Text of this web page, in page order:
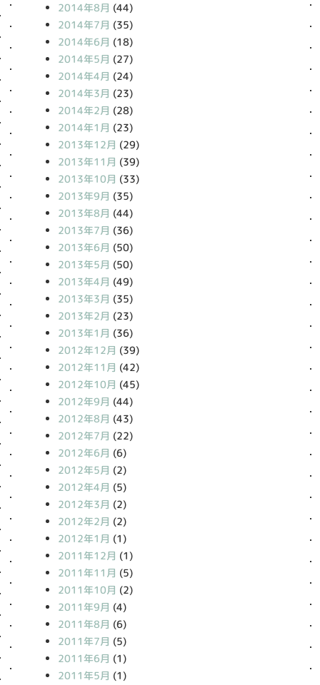
2014年8月 (44)
2014年7月 (35)
2014年6月 (18)
2014年5月 (27)
2014年4月 (24)
2014年3月 (23)
2014年2月 (28)
2014年1月 (23)
2013年12月 (29)
2013年11月 (39)
2013年10月 (33)
2013年9月 (35)
2013年8月 (44)
2013年7月 (36)
2013年6月 (50)
2013年5月 (50)
2013年4月 (49)
2013年3月 (35)
2013年2月 (23)
2013年1月 (36)
2012年12月 (39)
2012年11月 (42)
2012年10月 (45)
2012年9月 (44)
2012年8月 (43)
2012年7月 (22)
2012年6月 (6)
2012年5月 (2)
2012年4月 (5)
2012年3月 (2)
2012年2月 (2)
2012年1月 (1)
2011年12月 (1)
2011年11月 (5)
2011年10月 (2)
2011年9月 (4)
2011年8月 (6)
2011年7月 (5)
2011年6月 (1)
2011年5月 (1)